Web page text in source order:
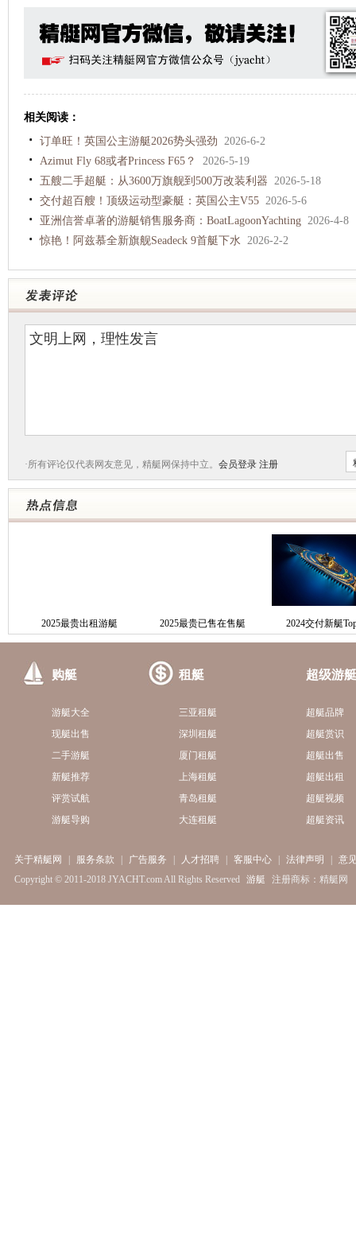
相关阅读：
订单旺！英国公主游艇2026势头强劲 2026-6-2
Azimut Fly 68或者Princess F65？
2026-5-19
五艘二手超艇：从3600万旗舰到500万改装利器 2026-5-18
交付超百艘！顶级运动型豪艇：英国公主V55 2026-5-6
亚洲信誉卓著的游艇销售服务商：BoatLagoonYachting 2026-4-8
惊艳！阿兹慕全新旗舰Seadeck 9首艇下水 2026-2-2
·所有评论仅代表网友意见，精艇网保持中立。 会员登录 注册
2025最贵出租游艇 2025最贵已售在售艇 2024交付新艇
购艇 租艇 超级游艇
游艇大全
现艇出售
二手游艇
新艇推荐
评赏试航
游艇导购
三亚租艇
深圳租艇
厦门租艇
上海租艇
青岛租艇
大连租艇
超艇品牌
超艇赏识
超艇出售
超艇出租
超艇视频
超艇资讯
关于精艇网 服务条款 广告服务 人才招聘 客服中心 法律声明
意
Copyright © 2011-2018 JYACHT.com All Rights Reserved 游艇 注册商标：精艇网